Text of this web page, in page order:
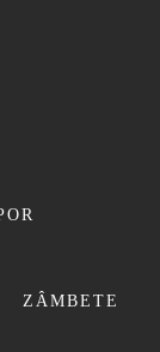
ZÂMBETE